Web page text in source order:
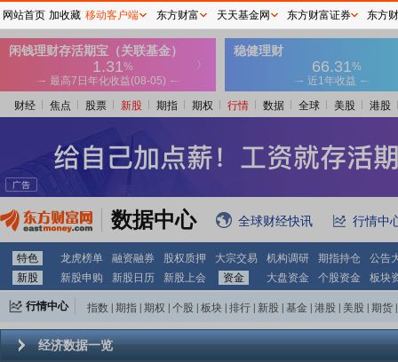
财经 焦点 股票 新股 期指 期权 行情 数据 全球 美股 港股
数据中心 全球财经快讯 行情中
特色 龙虎榜单 融资融券 股权质押 大宗交易 机构调研 期指持仓
公告
新股
新股申购 新股日历 新股上会 资金 大盘资金 个股资金 板块
行情中心 指数 期指 期权 个股 板块 排行 新股 基金 港股 美股 期货
经济数据一览
网站首页 加收藏 移动客户端 东方财富 天天基金网 东方财富证券 东方